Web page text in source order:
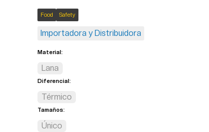
Food Safety
Importadora y Distribuidora
Material:
Lana
Diferencial:
Térmico
Tamaños:
Único